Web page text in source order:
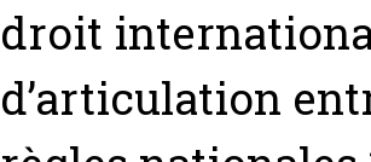
droit
d’articulation